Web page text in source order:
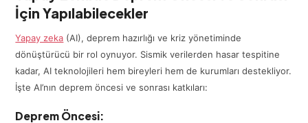
İçin Yapılabilecekler
Yapay zeka (AI), deprem hazırlığı ve kriz yönetiminde
dönüştürücü bir rol oynuyor. Sismik verilerden hasar tespitine
kadar, AI teknolojileri hem bireyleri hem de kurumları destekliyor.
İşte AI’nın deprem öncesi ve sonrası katkıları:
Deprem Öncesi: